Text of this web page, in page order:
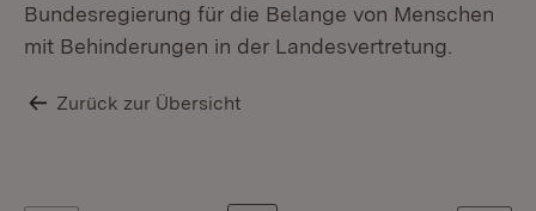
Bundesregierung für die Belange von Menschen
mit Behinderungen in der Landesvertretung.
Zurück zur Übersicht